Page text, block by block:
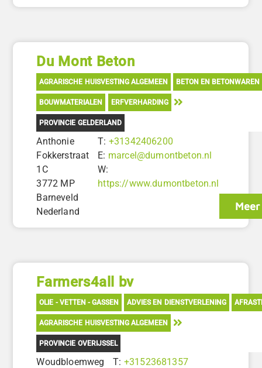
Du Mont Beton
AGRARISCHE HUISVESTING ALGEMEEN BETON EN BETONWAREN
BOUWMATERIALEN ERFVERHARDING
PROVINCIE GELDERLAND
Anthonie
Fokkerstraat
1C
3772 MP
Barneveld
Nederland
T: +31342406200
E: marcel@dumontbeton.nl
W:
https://www.dumontbeton.nl
Farmers4all bv
OLIE - VETTEN - GASSEN ADVIES EN DIENSTVERLENING
AGRARISCHE HUISVESTING ALGEMEEN
PROVINCIE OVERIJSSEL
Woudbloemweg
T: +31523681357